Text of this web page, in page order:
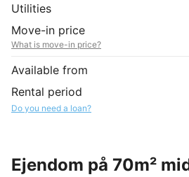
Utilities
Move-in price
What is move-in price?
Available from
Rental period
Do you need a loan?
Ejendom på 70m²